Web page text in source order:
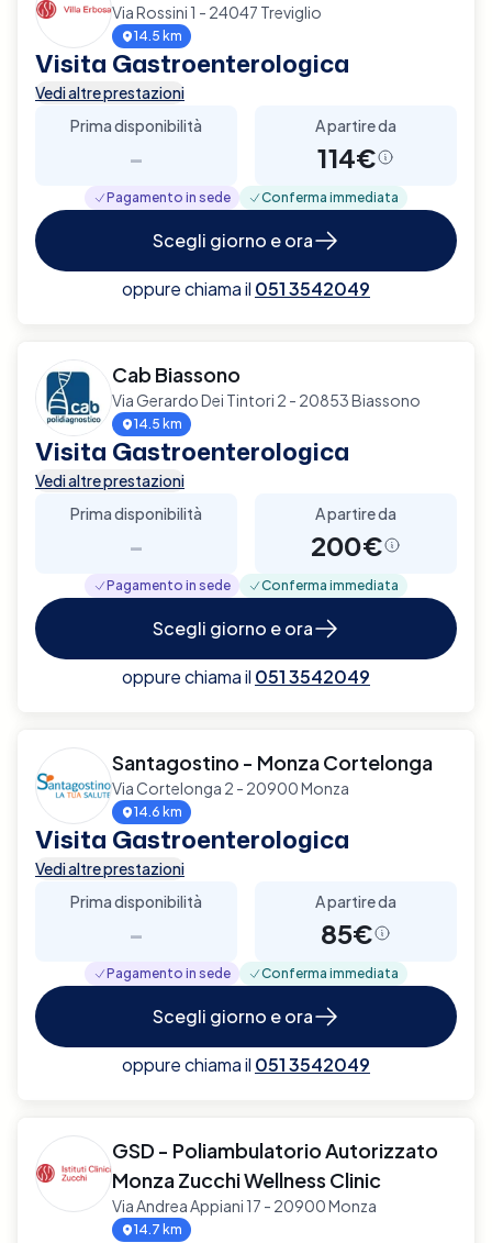
Via Rossini 1 - 24047 Treviglio
14.5 km
Visita Gastroenterologica
Vedi altre prestazioni
Prima disponibilità
-
A partire da
114€
Pagamento in sede Conferma immediata
Scegli giorno e ora
oppure chiama il 051 3542049
Cab Biassono
Via Gerardo Dei Tintori 2 - 20853 Biassono
14.5 km
Visita Gastroenterologica
Vedi altre prestazioni
Prima disponibilità
-
A partire da
200€
Pagamento in sede Conferma immediata
Scegli giorno e ora
oppure chiama il 051 3542049
Santagostino - Monza Cortelonga
Via Cortelonga 2 - 20900 Monza
14.6 km
Visita Gastroenterologica
Vedi altre prestazioni
Prima disponibilità
-
A partire da
85€
Pagamento in sede Conferma immediata
Scegli giorno e ora
oppure chiama il 051 3542049
GSD - Poliambulatorio Autorizzato
Monza Zucchi Wellness Clinic
Via Andrea Appiani 17 - 20900 Monza
14.7 km